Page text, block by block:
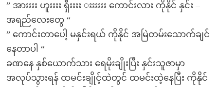
” အားးးး ဟူးးးး ရှီးးးး းးးးးး ကောင်းလား ကိုနိုင် နှင်း –
အရည်လေးတွေ “
” ကောင်းတာပေါ့ မနှင်းရယ် ကိုနိုင် အမြဲတမ်းသောက်ချင်
နေတာပါ “
ခဏနေ နှစ်ယောက်သား ရေမိုးချိုးပြီး နှင်းသူဇာမှာ
အလုပ်သွားရန် ထမင်းချိုင့်ထဲတွင် ထမင်းထဲ့နေပြီး ကိုနိုင်